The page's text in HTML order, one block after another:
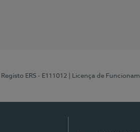
| Registo ERS - E111012 | Licença de